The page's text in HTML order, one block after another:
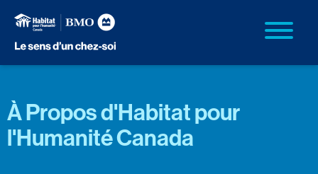
À Propos d'Habitat pour
l'Humanité Canada